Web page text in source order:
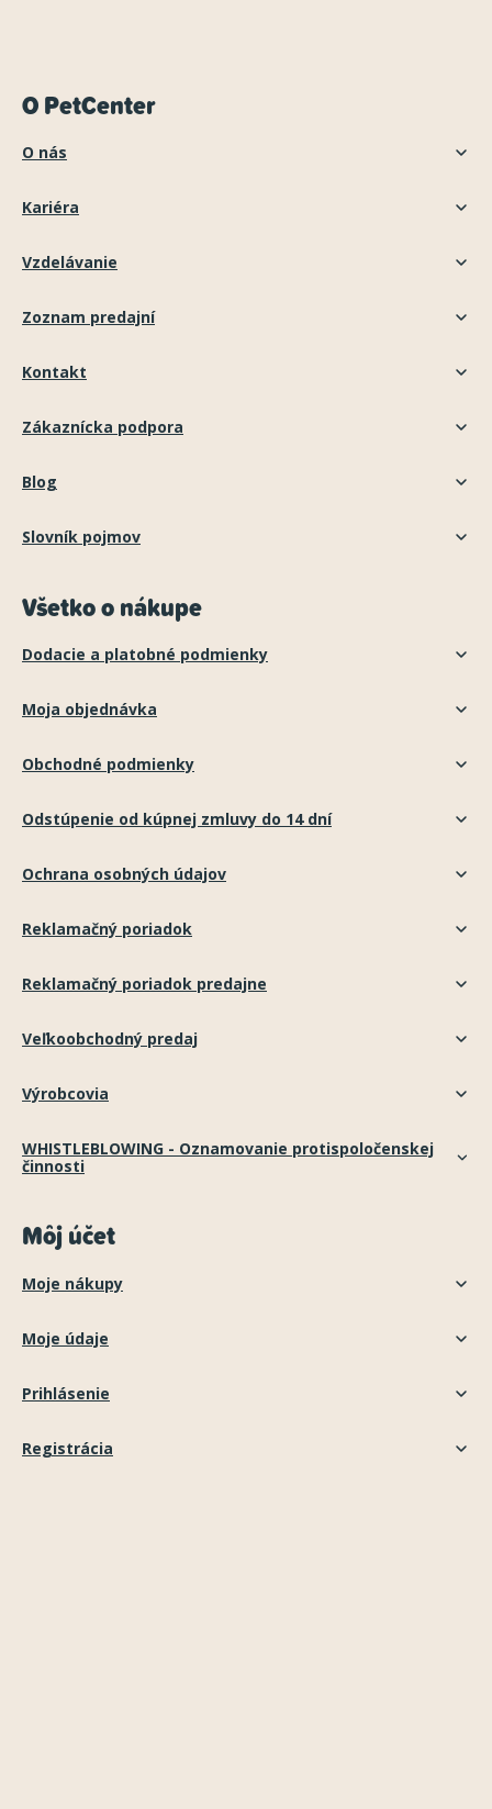
O PetCenter
O nás
Kariéra
Vzdelávanie
Zoznam predajní
Kontakt
Zákaznícka podpora
Blog
Slovník pojmov
Všetko o nákupe
Dodacie a platobné podmienky
Moja objednávka
Obchodné podmienky
Odstúpenie od kúpnej zmluvy do 14 dní
Ochrana osobných údajov
Reklamačný poriadok
Reklamačný poriadok predajne
Veľkoobchodný predaj
Výrobcovia
WHISTLEBLOWING - Oznamovanie protispoločenskej
činnosti
Môj účet
Moje nákupy
Moje údaje
Prihlásenie
Registrácia